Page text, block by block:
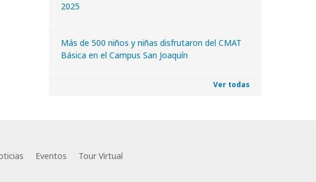
2025
Más de 500 niños y niñas disfrutaron del CMAT
Básica en el Campus San Joaquín
Ver todas
Eventos Tour Virtual